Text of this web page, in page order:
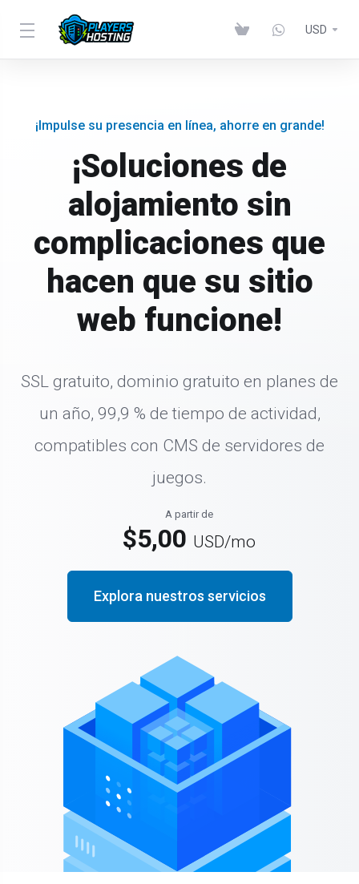
USD
¡Impulse su presencia en línea, ahorre en grande!
¡Soluciones de
alojamiento sin
complicaciones que
hacen que su sitio
web funcione!
SSL gratuito, dominio gratuito en planes de
un año, 99,9 % de tiempo de actividad,
compatibles con CMS de servidores de
juegos.
Explora nuestros servicios
A partir de
$5,00 USD/mo